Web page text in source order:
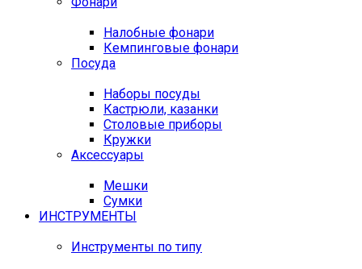
Налобные фонари
Кемпинговые фонари
Посуда
Наборы посуды
Кастрюли, казанки
Столовые приборы
Кружки
Аксессуары
Мешки
Сумки
ИНСТРУМЕНТЫ
Инструменты по типу